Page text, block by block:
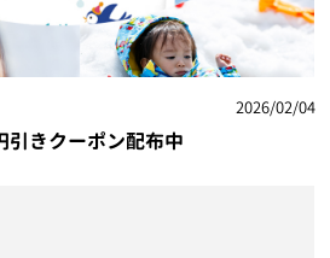
2026/02/04
引きクーポン配布中